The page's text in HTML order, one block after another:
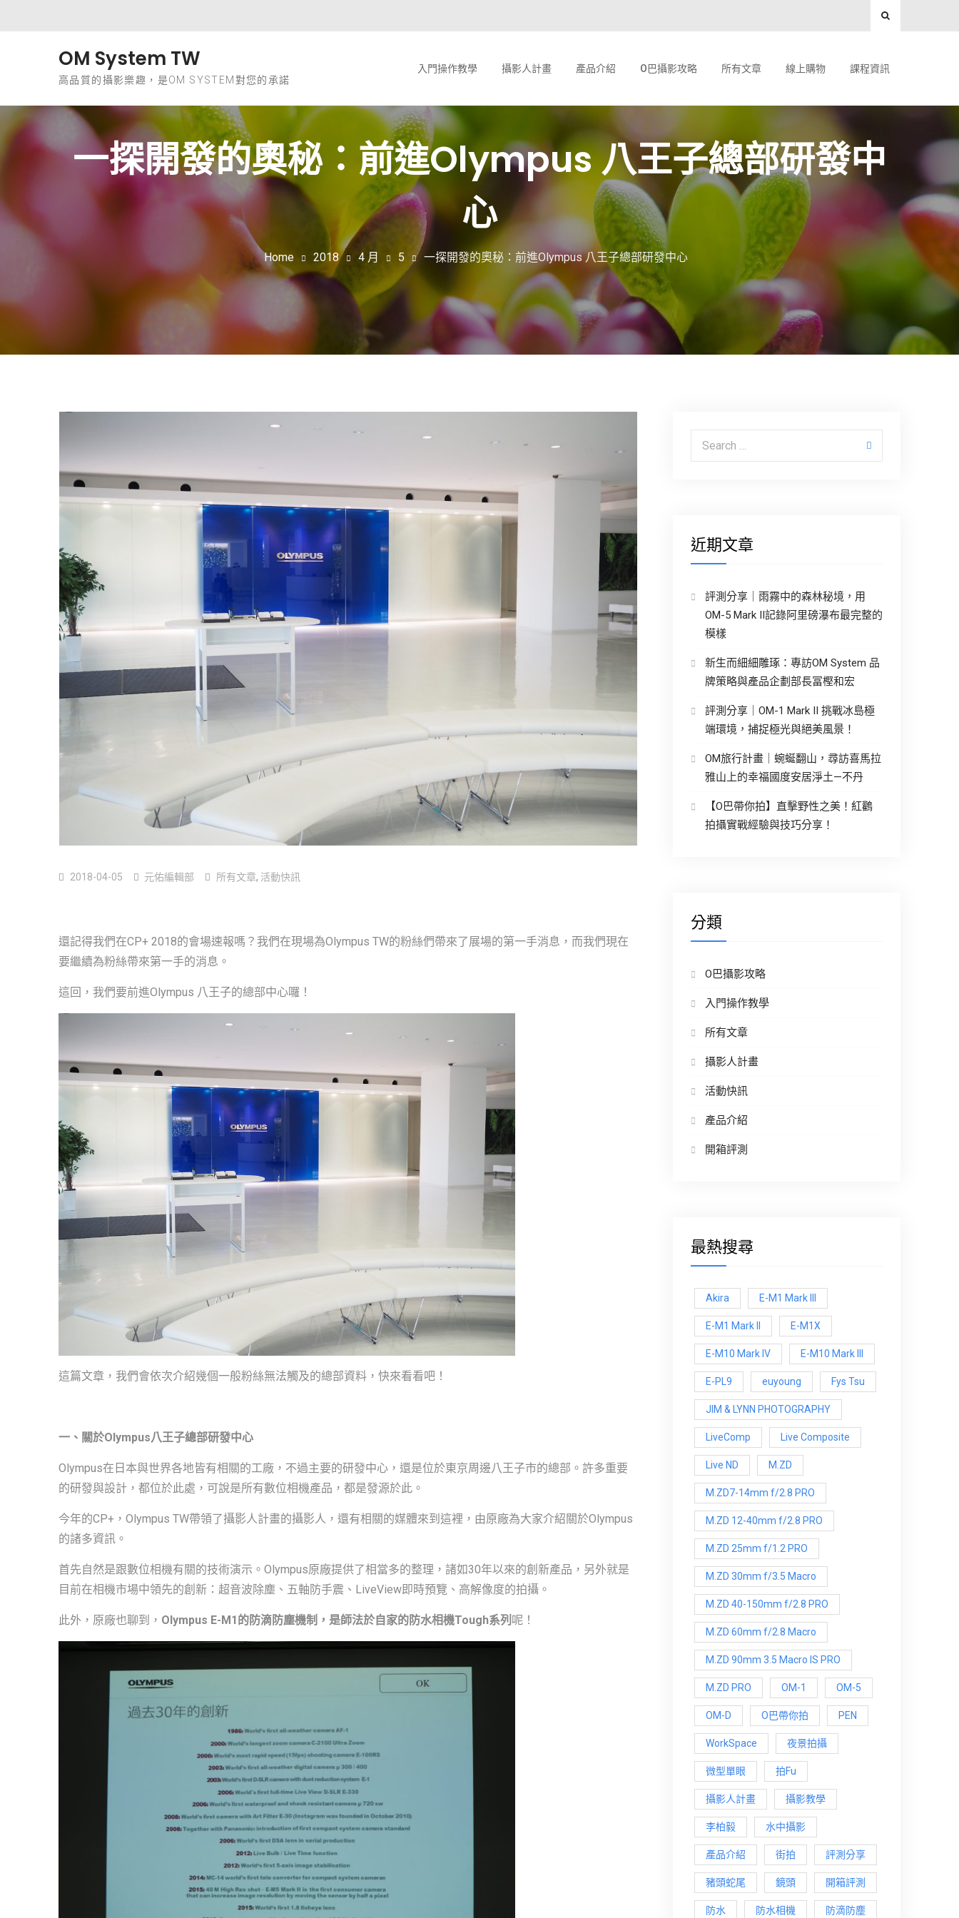
OM System TW
高品質的攝影樂趣，是OM SYSTEM對您的承諾
入門操作教學 攝影人計畫 產品介紹 O巴攝影攻略 所有文章 線上購物 課程資訊
一探開發的奧秘：前進Olympus 八王子總部研發中
心
Home 2018 4 月 5 一探開發的奧秘：前進Olympus 八王子總部研發中心
2018-04-05 元佑編輯部 所有文章, 活動快訊
還記得我們在CP+ 2018的會場速報嗎？我們在現場為Olympus TW的粉絲們帶來了展場的第一手消息，而我們現在
要繼續為粉絲帶來第一手的消息。
這回，我們要前進Olympus 八王子的總部中心囉！
這篇文章，我們會依次介紹幾個一般粉絲無法觸及的總部資料，快來看看吧！
一、關於Olympus八王子總部研發中心
Olympus在日本與世界各地皆有相關的工廠，不過主要的研發中心，還是位於東京周邊八王子市的總部。許多重要
的研發與設計，都位於此處，可說是所有數位相機產品，都是發源於此。
今年的CP+，Olympus TW帶領了攝影人計畫的攝影人，還有相關的媒體來到這裡，由原廠為大家介紹關於Olympus
的諸多資訊。
首先自然是跟數位相機有關的技術演示。Olympus原廠提供了相當多的整理，諸如30年以來的創新產品，另外就是
目前在相機市場中領先的創新：超音波除塵、五軸防手震、LiveView即時預覽、高解像度的拍攝。
此外，原廠也聊到， Olympus E-M1的防滴防塵機制，是師法於自家的防水相機Tough系列 呢！
Search for:
近期文章
評測分享｜雨霧中的森林秘境，用
OM-5 Mark II記錄阿里磅瀑布最完整的
模樣
新生而細細雕琢：專訪OM System 品
牌策略與產品企劃部長冨樫和宏
評測分享｜OM-1 Mark II 挑戰冰島極
端環境，捕捉極光與絕美風景！
OM旅行計畫｜蜿蜒翻山，尋訪喜馬拉
雅山上的幸福國度安居淨土—不丹
【O巴帶你拍】直擊野性之美！紅鸛
拍攝實戰經驗與技巧分享！
分類
O巴攝影攻略
入門操作教學
所有文章
攝影人計畫
活動快訊
產品介紹
開箱評測
最熱搜尋
Akira E-M1 Mark III
E-M1 Mark ll E-M1X
E-M10 Mark IV E-M10 Mark lll
E-PL9 euyoung Fys Tsu
JIM & LYNN PHOTOGRAPHY
LiveComp Live Composite
Live ND M.ZD
M.ZD7-14mm f/2.8 PRO
M.ZD 12-40mm f/2.8 PRO
M.ZD 25mm f/1.2 PRO
M.ZD 30mm f/3.5 Macro
M.ZD 40-150mm f/2.8 PRO
M.ZD 60mm f/2.8 Macro
M.ZD 90mm 3.5 Macro IS PRO
M.ZD PRO OM-1 OM-5
OM-D O巴帶你拍 PEN
WorkSpace 夜景拍攝
微型單眼 拍Fu
攝影人計畫 攝影教學
李柏毅 水中攝影
產品介紹 街拍 評測分享
豬頭蛇尾 鏡頭 開箱評測
防水 防水相機 防滴防塵